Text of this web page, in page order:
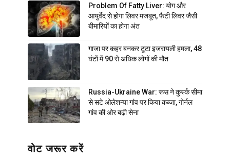
Problem Of Fatty Liver: योग और
आयुर्वेद से होगा लिवर मजबूत, फैटी लिवर जैसी
बीमारियों का होगा अंत
गाजा पर कहर बनकर टूटा इजरायली हमला, 48
घंटों में 90 से अधिक लोगों की मौत
Russia-Ukraine War: रूस ने कुर्स्क सीमा
से सटे ओलेशन्या गांव पर किया कब्जा, गोर्नल
गांव की ओर बढ़ी सेना
वोट जरूर करें